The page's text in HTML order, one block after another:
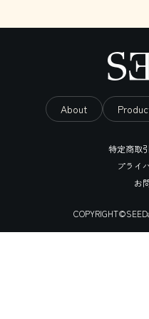
About
特定商取
プライ
お